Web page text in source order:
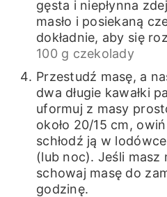
gęsta i niepłynna
masło i posiekaną
dokładnie, aby się
100 g czekolady
Przestudź masę, a
dwa długie kawałki
uformuj z masy
około 20/15 cm,
schłodź ją w
(lub noc). Jeśli masz
schowaj masę do
godzinę.